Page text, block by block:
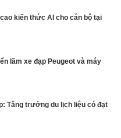
kiến thức AI cho cán bộ tại
lãm xe đạp Peugeot và máy
Tăng trưởng du lịch liệu có đạt